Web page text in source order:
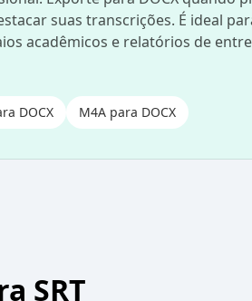
suas transcrições. É ideal
acadêmicos e relatórios de
DOCX M4A para DOCX
SRT